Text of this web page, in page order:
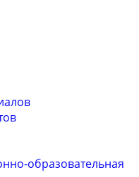
образовательная